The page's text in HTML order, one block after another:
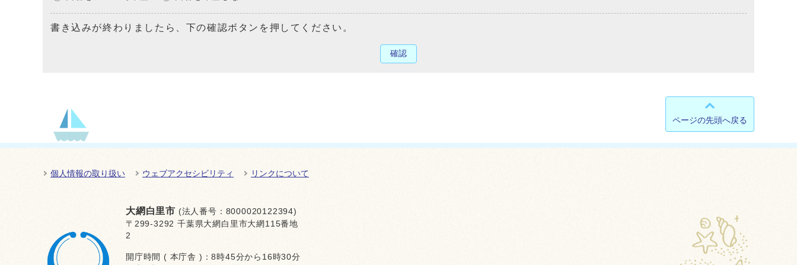
書き込みが終わりましたら、下の確認ボタンを押してください。
確認
ページの先頭へ戻る
個人情報の取り扱い ウェブアクセシビリティ リンクについて
大網白里市 (法人番号：8000020122394)
〒299-3292 千葉県大網白里市大網115番地
2
開庁時間 ( 本庁舎 )：8時45分から16時30分